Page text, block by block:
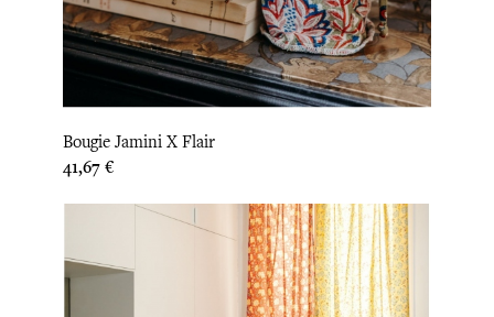
Bougie Jamini X Flair
Prix
41,67 €